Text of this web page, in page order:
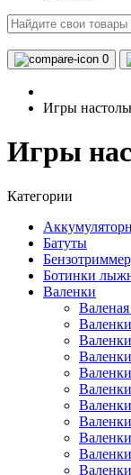
0
Игры
Игры
Категории
Батуты
Ботинки
Валенки